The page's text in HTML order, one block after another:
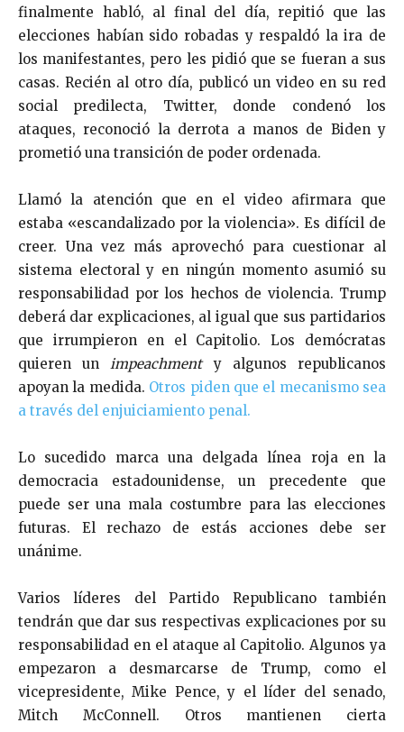
finalmente habló, al final del día, repitió que las
elecciones habían sido robadas y respaldó la ira de
los manifestantes, pero les pidió que se fueran a sus
casas. Recién al otro día, publicó un video en su red
social predilecta, Twitter, donde condenó los
ataques, reconoció la derrota a manos de Biden y
prometió una transición de poder ordenada.
Llamó la atención que en el video afirmara que
estaba «escandalizado por la violencia». Es difícil de
creer. Una vez más aprovechó para cuestionar al
sistema electoral y en ningún momento asumió su
responsabilidad por los hechos de violencia. Trump
deberá dar explicaciones, al igual que sus partidarios
que irrumpieron en el Capitolio. Los demócratas
quieren unimpeachmenty algunos republicanos
apoyan la medida. Otros piden que el mecanismo sea
a través del enjuiciamiento penal.
Lo sucedido marca una delgada línea roja en la
democracia estadounidense, un precedente que
puede ser una mala costumbre para las elecciones
futuras. El rechazo de estás acciones debe ser
unánime.
Varios líderes del Partido Republicano también
tendrán que dar sus respectivas explicaciones por su
responsabilidad en el ataque al Capitolio. Algunos ya
empezaron a desmarcarse de Trump, como el
vicepresidente, Mike Pence, y el líder del senado,
Mitch McConnell. Otros mantienen cierta